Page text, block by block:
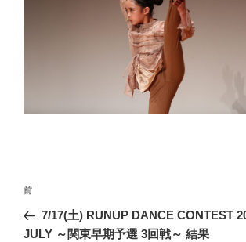
投
ナ
前
の
投
前
7/17(土) RUNUP DANCE CONTEST
JULY ～関東早期予選 3回戦～ 結果